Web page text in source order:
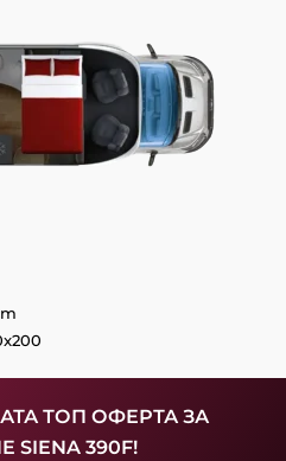
ТОП ОФЕРТА ЗА
SIENA 390F!